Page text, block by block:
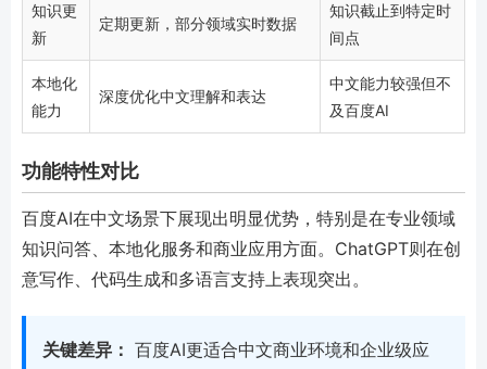
知识更
新
定期更新，部分领域实时数据
知识截止到特定时
间点
本地化
能力
深度优化中文理解和表达
中文能力较强但不
及百度AI
功能特性对比
百度AI在中文场景下展现出明显优势，特别是在专业领域
知识问答、本地化服务和商业应用方面。ChatGPT则在创
意写作、代码生成和多语言支持上表现突出。
关键差异： 百度AI更适合中文商业环境和企业级应